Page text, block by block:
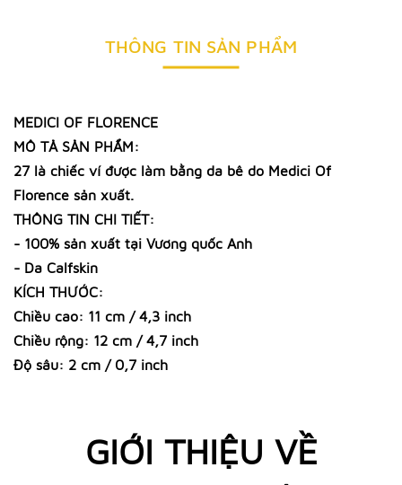
THÔNG TIN SẢN PHẨM
MEDICI OF FLORENCE
MÔ TẢ SẢN PHẨM:
27 là chiếc ví được làm bằng da bê do Medici Of
Florence sản xuất.
THÔNG TIN CHI TIẾT:
- 100% sản xuất tại Vương quốc Anh
- Da Calfskin
KÍCH THƯỚC:
Chiều cao: 11 cm / 4,3 inch
Chiều rộng: 12 cm / 4,7 inch
Độ sâu: 2 cm / 0,7 inch
GIỚI THIỆU VỀ